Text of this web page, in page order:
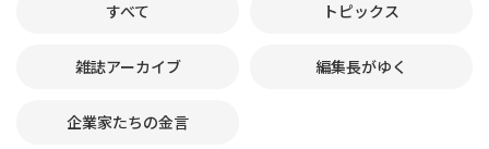
すべて トピックス
雑誌アーカイブ 編集長がゆく
企業家たちの金言